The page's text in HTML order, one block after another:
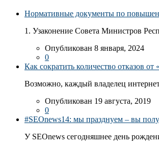
Нормативные документы по
1. Узаконение Совета Министров
Опубликован 8 января, 2024
0
Как сократить количество отказов от
Возможно, каждый владелец
Опубликован 19 августа, 2019
0
#SEOnews14: мы празднуем – вы
У SEOnews сегодняшнее день